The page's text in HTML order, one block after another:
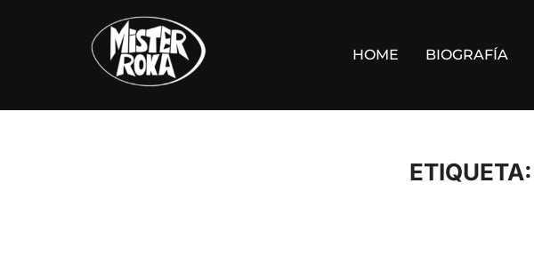
HOME BIOGRAFÍA
ETIQUETA: